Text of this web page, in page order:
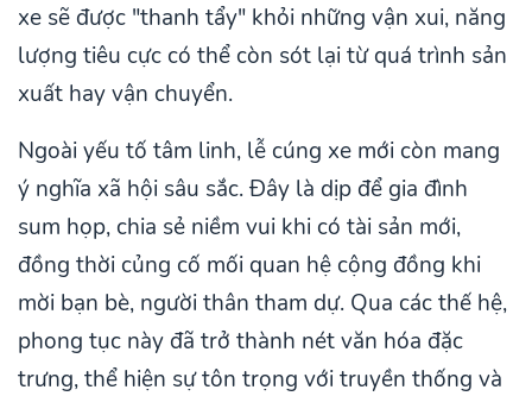
xe sẽ được "thanh tẩy" khỏi những vận xui, năng
lượng tiêu cực có thể còn sót lại từ quá trình sản
xuất hay vận chuyển.
Ngoài yếu tố tâm linh, lễ cúng xe mới còn mang
ý nghĩa xã hội sâu sắc. Đây là dịp để gia đình
sum họp, chia sẻ niềm vui khi có tài sản mới,
đồng thời củng cố mối quan hệ cộng đồng khi
mời bạn bè, người thân tham dự. Qua các thế hệ,
phong tục này đã trở thành nét văn hóa đặc
trưng, thể hiện sự tôn trọng với truyền thống và